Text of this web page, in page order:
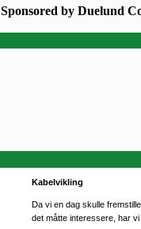
Sponsored by Duelund
Kabelvikling
Da vi en dag skulle
det måtte interessere, har vi